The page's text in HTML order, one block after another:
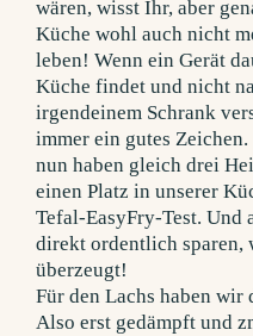
Für den Lachs haben wir
Also erst gedämpft und